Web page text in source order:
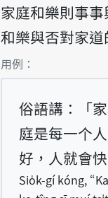
家庭和樂則事
和樂與否對家道
第1項釋義的
用例：
俗語講：「
庭是每一个
好，人就會
Sio̍k-gí kóng,